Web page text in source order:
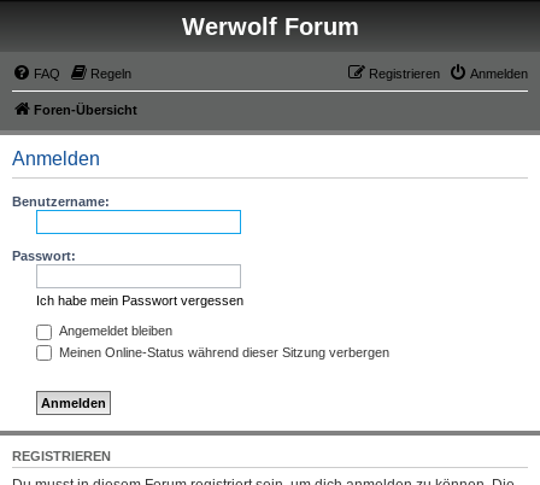
Werwolf Forum
FAQ Regeln Anmelden
Registrieren
Foren-Übersicht
Anmelden
Benutzername:
Passwort:
Ich habe mein Passwort vergessen
Angemeldet bleiben
Meinen Online-Status während dieser Sitzung verbergen
REGISTRIEREN